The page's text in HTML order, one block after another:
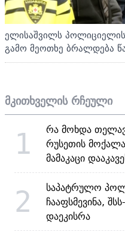
ელისაშვილს
გამო მეოთხე ბრალდება
მკითხველის რჩეული
1
რა მოხდა
რუსეთის
მამაკაცი
2
საპატრულო
ჩააფსმევინა,
დაეკისრა